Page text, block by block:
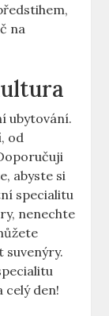
na
ubytování.
od
abyste si
specialitu
nenechte
celý den!